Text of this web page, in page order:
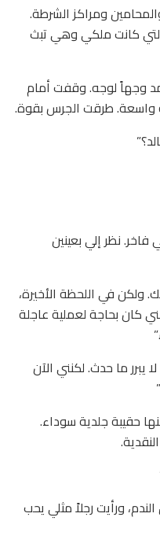
ومراكز الشرطة.
كانت ملكي وهي تبث
وجهاً لوجه. وقفت أمام
واسعة. طرقت الجرس بقوة.
نظر إلي بعينين
ولكن في اللحظة الأخيرة،
كان بحاجة لعملية عاجلة
ما حدث. لكنني الآن
حقيبة جلدية سوداء.
ورأيت رجلاً مثلي يحب